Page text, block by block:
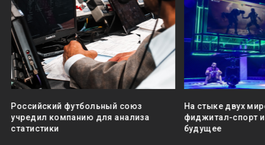
Российский футбольный союз
учредил компанию для анализа
статистики
На стыке двух
фиджитал-спорт
будущее